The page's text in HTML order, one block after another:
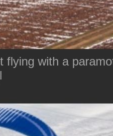
flying with a